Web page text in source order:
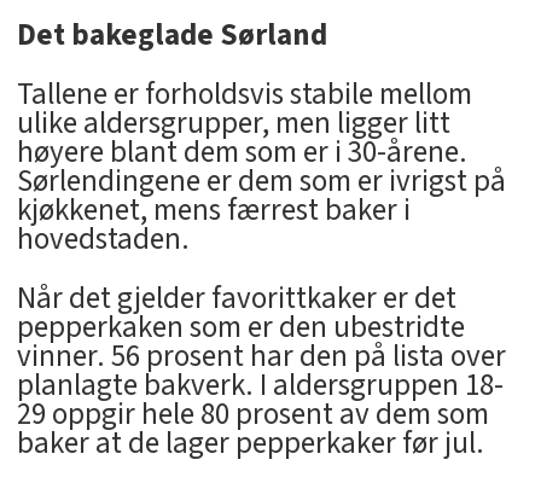
Det bakeglade Sørland
Tallene er forholdsvis stabile mellom
ulike aldersgrupper, men ligger litt
høyere blant dem som er i 30-årene.
Sørlendingene er dem som er ivrigst på
kjøkkenet, mens færrest baker i
hovedstaden.
Når det gjelder favorittkaker er det
pepperkaken som er den ubestridte
vinner. 56 prosent har den på lista over
planlagte bakverk. I aldersgruppen 18-
29 oppgir hele 80 prosent av dem som
baker at de lager pepperkaker før jul.